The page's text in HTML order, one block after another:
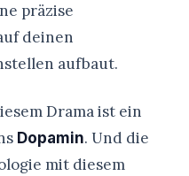
präzise
deinen
aufbaut.
Drama ist ein
Dopamin. Und die
mit diesem